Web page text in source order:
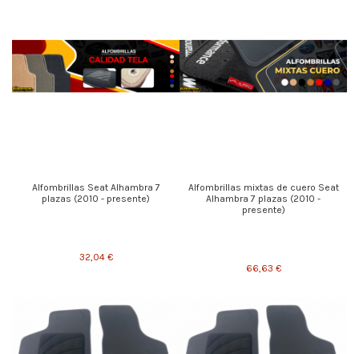
Alfombrillas Seat Alhambra 7
plazas (2010 - presente)
32,04 €
Alfombrillas mixtas de cuero Seat
Alhambra 7 plazas (2010 -
presente)
66,63 €